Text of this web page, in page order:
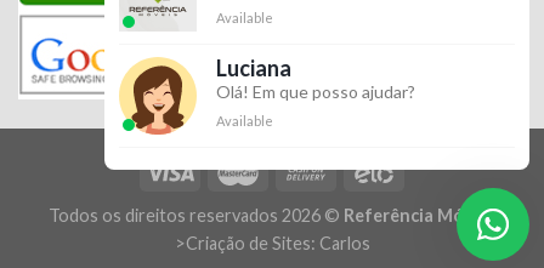
Todos os direitos reservados 2026 © Referência Móveis
>Criação de Sites: Carlos
Available
Luciana
Olá! Em que posso ajudar?
Available